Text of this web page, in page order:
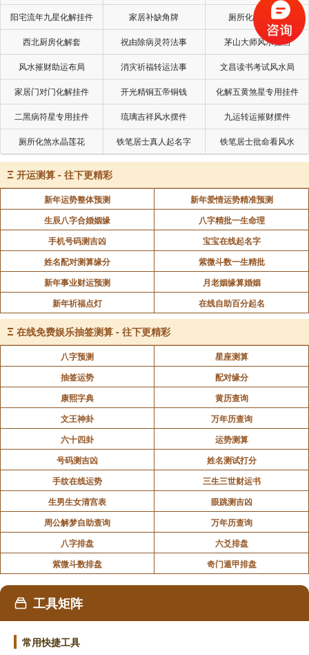
人之间共同的法律，用法律来治理一切，这样才叫做法
治社会。你如果不服从上帝的戒律，那么上帝是很严格
的，它会处罚，尤其人死了以后，要受到最后的审判，
我想这是神本位。
我们中国人不是这样的，我们神后面加上一
个“明”字叫做“神明”。我们最常讲的一句话就是“抬头三
尺有神明”，可见神明很多，不是只有一个。而神明他是
干什么的？他不是来管我们的，他不是在管我们的，他
是帮助我们去了解道理的，才叫神明，神而明之。
《易经·系辞》：自天佑之，吉无不利。
意思就是你自己去了解天理，然后你又顺从自
然，你就会得到吉祥，你就不会有什么不利的后果，所
以这种情况之下，我们所重在人，在自己，我有没有悟
到天理，我有没有去悟到自然的道理，这个是什么意
思？就告诉我们，中国人是更实际的。用英文来讲就叫
做practical（实际）。对这些虚拟的东西，凭良心讲我
们是不太接受的。
《易经》告诉我们，一切一切都是人想出来的。
我们不用虚拟，我们用想象，通通是人想象出来的。所
有的东西都是人想出来的，我想这是易经给我们最高的
一个答案。
《易经》告诉我们，一切一切都是人想出来的。
事实上，人类正是因为有了想象，才有了大千世界林林
总总的发明和创造，才出现了各种各样的意识形态和思
想流派。那么《易经》的思想又是谁想出来的呢？
——就是伏羲想出来的。
大家一定很羡慕，如果我也能够想出这些东西
来，那不是很好吗？可以呀，的确可以啊，只有一个方
法而已，减少你的欲望，你就可以往正当的方面去想。
我们把想到的东西叫做天机，嗜欲深者天机浅，嗜欲浅
者天机深。
阳宅流年九星化解挂件 家居补缺角牌 厕所化秽气煞套
西北厨房化解套 祝由除病灵符法事 茅山大师风水挂画
风水摧财助运布局 消灾祈福转运法事 文昌读书考试风水局
家居门对门化解挂件 开光精铜五帝铜钱 化解五黄煞星专用挂件
二黑病符星专用挂件 琉璃吉祥风水摆件 九运转运摧财摆件
厕所化煞水晶莲花 铁笔居士真人起名字 铁笔居士批命看风水
Ξ 开运测算 - 往下更精彩
新年运势整体预测
新年爱情运势精准预测
生辰八字合婚姻缘
八字精批一生命理
手机号码测吉凶
宝宝在线起名字
姓名配对测算缘分
紫微斗数一生精批
新年事业财运预测
月老姻缘算婚姻
新年祈福点灯
在线自助百分起名
Ξ 在线免费娱乐抽签测算 - 往下更精彩
八字预测
星座测算
抽签运势
配对缘分
康熙字典
黄历查询
文王神卦
万年历查询
六十四卦
运势测算
号码测吉凶
姓名测试打分
手纹在线运势
三生三世财运书
生男生女清宫表
眼跳测吉凶
周公解梦自助查询
万年历查询
八字排盘
六爻排盘
紫微斗数排盘
奇门遁甲排盘
工具矩阵
常用快捷工具